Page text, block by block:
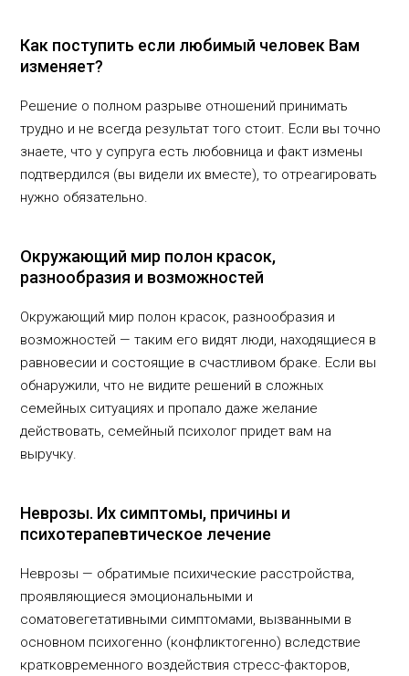
Как поступить если любимый человек Вам
изменяет?
Решение о полном разрыве отношений принимать
трудно и не всегда результат того стоит. Если вы точно
знаете, что у супруга есть любовница и факт измены
подтвердился (вы видели их вместе), то отреагировать
нужно обязательно.
Окружающий мир полон красок,
разнообразия и возможностей
Окружающий мир полон красок, разнообразия и
возможностей — таким его видят люди, находящиеся в
равновесии и состоящие в счастливом браке. Если вы
обнаружили, что не видите решений в сложных
семейных ситуациях и пропало даже желание
действовать, семейный психолог придет вам на
выручку.
Неврозы. Их симптомы, причины и
психотерапевтическое лечение
Неврозы — обратимые психические расстройства,
проявляющиеся эмоциональными и
соматовегетативными симптомами, вызванными в
основном психогенно (конфликтогенно) вследствие
кратковременного воздействия стресс-факторов,